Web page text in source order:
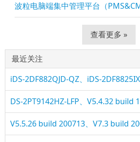
波粒电脑端集中管理平台（
查看更多 »
最近关注
iDS-2DF882QJD-QZ、iDS-
DS-2PT9142HZ-LFP、V5.4.32 build
V5.5.26 build 200713、V7.3 build